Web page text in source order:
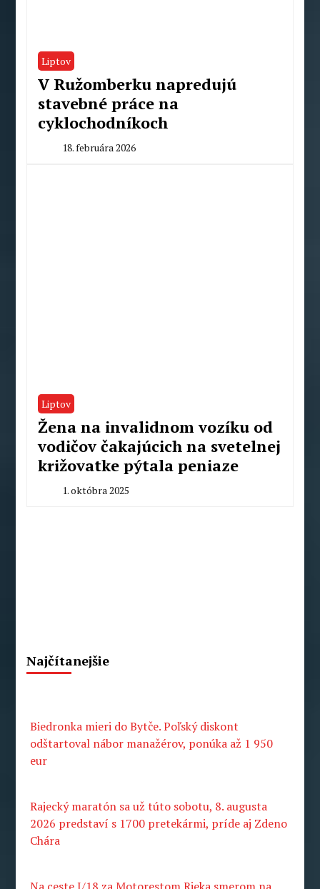
Liptov
V Ružomberku napredujú
stavebné práce na
cyklochodníkoch
18. februára 2026
Liptov
Žena na invalidnom vozíku od
vodičov čakajúcich na svetelnej
križovatke pýtala peniaze
1. októbra 2025
Najčítanejšie
Biedronka mieri do Bytče. Poľský diskont
odštartoval nábor manažérov, ponúka až 1 950
eur
Rajecký maratón sa už túto sobotu, 8. augusta
2026 predstaví s 1700 pretekármi, príde aj Zdeno
Chára